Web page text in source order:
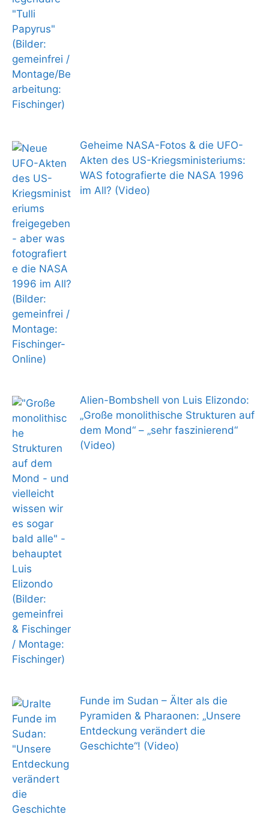
Geheime NASA-Fotos & die UFO-
Akten des US-Kriegsministeriums:
WAS fotografierte die NASA 1996
im All? (Video)
Alien-Bombshell von Luis Elizondo:
„Große monolithische Strukturen auf
dem Mond“ – „sehr faszinierend“
(Video)
Funde im Sudan – Älter als die
Pyramiden & Pharaonen: „Unsere
Entdeckung verändert die
Geschichte“! (Video)